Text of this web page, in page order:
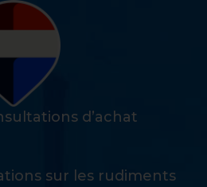
d’achat
sur les rudiments